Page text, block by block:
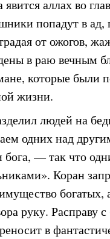
аллах во
попадут в ад,
от ожогов,
в раю вечным
которые были
жизни.
людей на
одних над
бога, — так что
Коран
богатых,
руку. Расправу
в